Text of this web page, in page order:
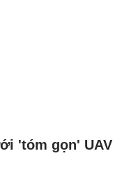
'tóm gọn' UAV